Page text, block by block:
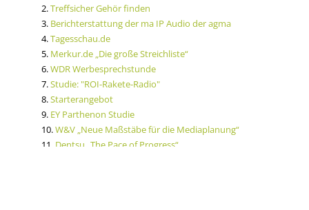
2.Treffsicher Gehör finden
3. Berichterstattung der ma IP Audio der agma
4.Tagesschau.de
5. Merkur.de „Die große Streichliste“
6.WDR Werbesprechstunde
7.Studie: "ROI-Rakete-Radio"
8.Starterangebot
9. EY Parthenon Studie
10.W&V „Neue Maßstäbe für die Mediaplanung“
11. Dentsu „The Pace of Progress“